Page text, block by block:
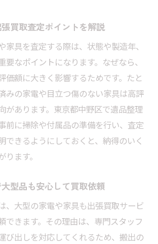
買取査定ポイントを解説
家具を査定する際は、状態や製造年、
要なポイントになります。なぜなら、
価額に大きく影響するためです。たと
みの家電や目立つ傷のない家具は高評
があります。東京都中野区で遺品整理
前に掃除や付属品の準備を行い、査定
できるようにしておくと、納得のいく
ます。
型品も安心して買取依頼
、大型の家電や家具も出張買取サービ
できます。その理由は、専門スタッフ
び出しを対応してくれるため、搬出の